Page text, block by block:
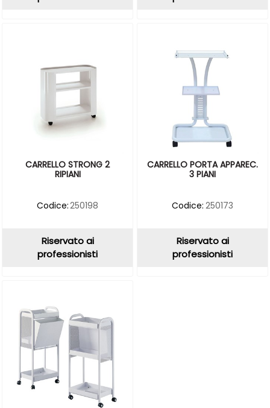
CARRELLO STRONG 2
RIPIANI
Codice:250198
Riservato ai
professionisti
CARRELLO PORTA APPAREC.
3 PIANI
Codice: 250173
Riservato ai
professionisti